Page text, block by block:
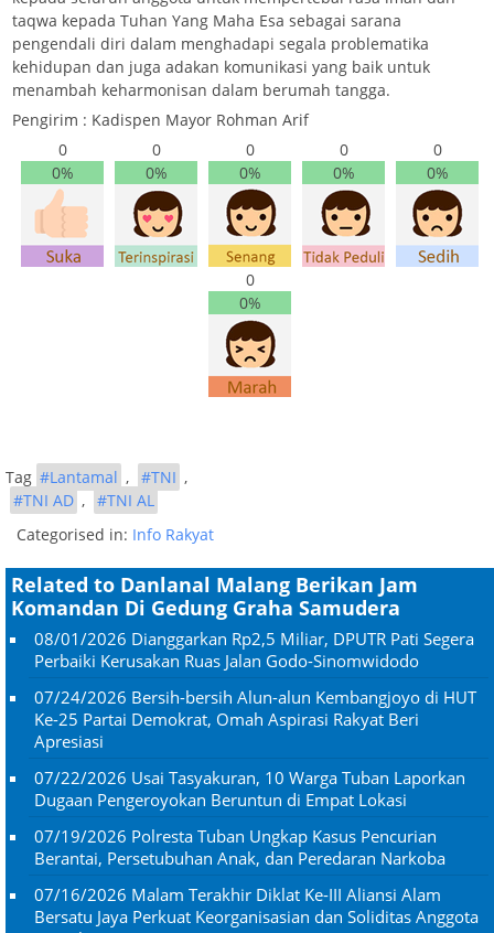
taqwa kepada Tuhan Yang Maha Esa sebagai sarana
pengendali diri dalam menghadapi segala problematika
kehidupan dan juga adakan komunikasi yang baik untuk
menambah keharmonisan dalam berumah tangga.
Pengirim : Kadispen Mayor Rohman Arif
0
0%
0
0%
0
0%
0
0%
0
0%
0
0%
Tag #Lantamal , #TNI ,
#TNI AD , #TNI AL
Categorised in: Info Rakyat
Related to Danlanal Malang Berikan Jam
Komandan Di Gedung Graha Samudera
08/01/2026 Dianggarkan Rp2,5 Miliar, DPUTR Pati Segera
Perbaiki Kerusakan Ruas Jalan Godo-Sinomwidodo
07/24/2026 Bersih-bersih Alun-alun Kembangjoyo di HUT
Ke-25 Partai Demokrat, Omah Aspirasi Rakyat Beri
Apresiasi
07/22/2026 Usai Tasyakuran, 10 Warga Tuban Laporkan
Dugaan Pengeroyokan Beruntun di Empat Lokasi
07/19/2026 Polresta Tuban Ungkap Kasus Pencurian
Berantai, Persetubuhan Anak, dan Peredaran Narkoba
07/16/2026 Malam Terakhir Diklat Ke-III Aliansi Alam
Bersatu Jaya Perkuat Keorganisasian dan Soliditas Anggota